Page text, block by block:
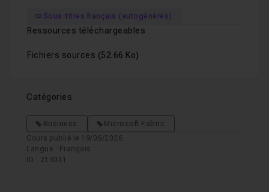
Sous-titres français (autogénérés)
Ressources téléchargeables
Fichiers sources (52.66 Ko)
Catégories
Business
Microsoft Fabric
Cours publié le 19/06/2026
Langue : Français
ID : 219311